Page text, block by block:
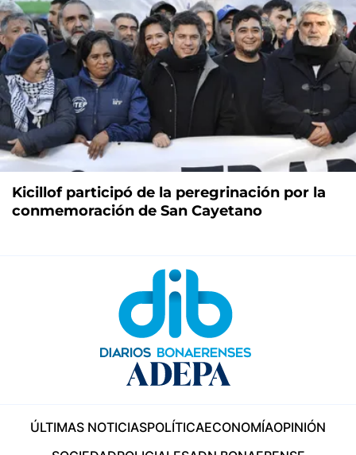
Kicillof participó de la peregrinación por la
conmemoración de San Cayetano
ÚLTIMAS NOTICIASPOLÍTICAECONOMÍAOPINIÓN